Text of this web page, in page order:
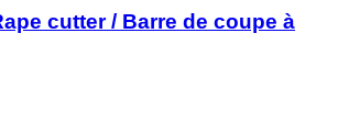
cutter / Barre de coupe à